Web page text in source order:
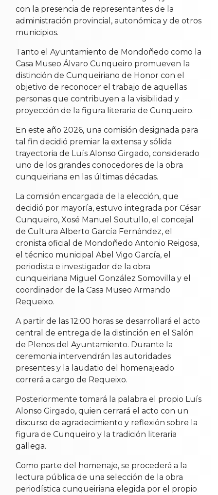
con la presencia de representantes de la
administración provincial, autonómica y de otros
municipios.
Tanto el Ayuntamiento de Mondoñedo como la
Casa Museo Álvaro Cunqueiro promueven la
distinción de Cunqueiriano de Honor con el
objetivo de reconocer el trabajo de aquellas
personas que contribuyen a la visibilidad y
proyección de la figura literaria de Cunqueiro.
En este año 2026, una comisión designada para
tal fin decidió premiar la extensa y sólida
trayectoria de Luís Alonso Girgado, considerado
uno de los grandes conocedores de la obra
cunqueiriana en las últimas décadas.
La comisión encargada de la elección, que
decidió por mayoría, estuvo integrada por César
Cunqueiro, Xosé Manuel Soutullo, el concejal
de Cultura Alberto García Fernández, el
cronista oficial de Mondoñedo Antonio Reigosa,
el técnico municipal Abel Vigo García, el
periodista e investigador de la obra
cunqueiriana Miguel González Somovilla y el
coordinador de la Casa Museo Armando
Requeixo.
A partir de las 12:00 horas se desarrollará el acto
central de entrega de la distinción en el Salón
de Plenos del Ayuntamiento. Durante la
ceremonia intervendrán las autoridades
presentes y la laudatio del homenajeado
correrá a cargo de Requeixo.
Posteriormente tomará la palabra el propio Luís
Alonso Girgado, quien cerrará el acto con un
discurso de agradecimiento y reflexión sobre la
figura de Cunqueiro y la tradición literaria
gallega.
Como parte del homenaje, se procederá a la
lectura pública de una selección de la obra
periodística cunqueiriana elegida por el propio